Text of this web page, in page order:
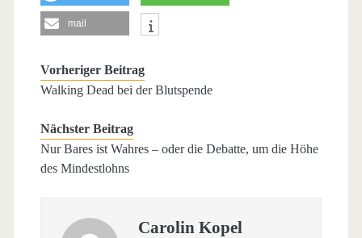
mail
Vorheriger Beitrag
Walking Dead bei der Blutspende
Nächster Beitrag
Nur Bares ist Wahres – oder die Debatte, um die Höhe
des Mindestlohns
Carolin Kopel